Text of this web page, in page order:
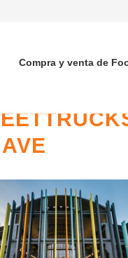
Compra y venta de